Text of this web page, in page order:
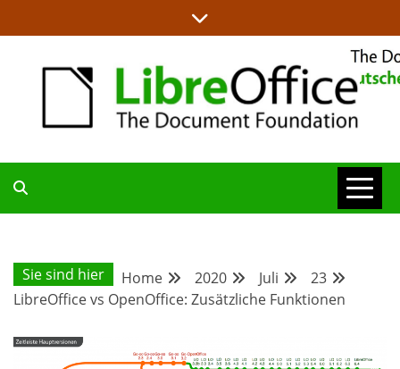
to
DEUTSCHER
COMMUNITY-
BLOG
Sie sind hier Home 2020 Juli
23
LibreOffice vs OpenOffice: Zusätzliche Funktionen